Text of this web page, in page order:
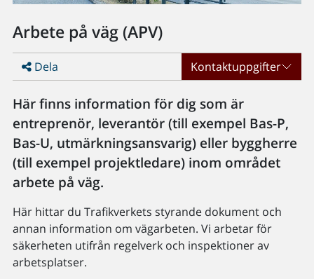
Arbete på väg (APV)
Dela Kontaktuppgifter
Här finns information för dig som är
entreprenör, leverantör (till exempel Bas-P,
Bas-U, utmärkningsansvarig) eller byggherre
(till exempel projektledare) inom området
arbete på väg.
Här hittar du Trafikverkets styrande dokument och
annan information om vägarbeten. Vi arbetar för
säkerheten utifrån regelverk och inspektioner av
arbetsplatser.